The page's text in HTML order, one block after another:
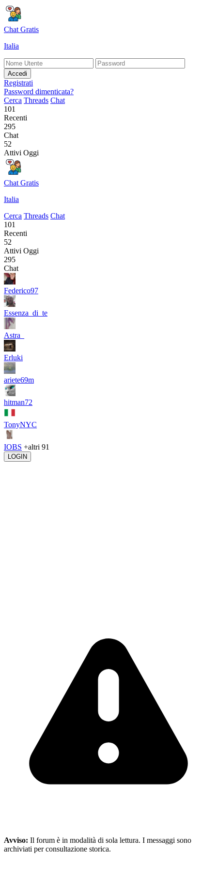
Chat Gratis
Italia
Accedi
Registrati
Password dimenticata?
Cerca Threads Chat
101
Recenti
295
Chat
52
Attivi Oggi
Chat Gratis
Italia
Cerca Threads Chat
101
Recenti
52
Attivi Oggi
295
Chat
Federico97
Essenza_di_te
Astra_
Erluki
ariete69m
hitman72
TonyNYC
IOBS +altri 91
LOGIN
Avviso: Il forum è in modalità di sola lettura. I messaggi sono
archiviati per consultazione storica.